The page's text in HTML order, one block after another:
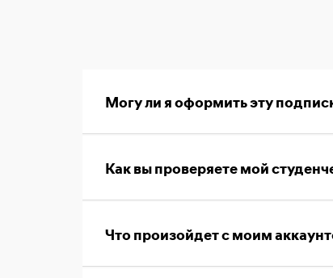
Могу ли я оформить эту
Как вы проверяете мой
Что произойдет с моим